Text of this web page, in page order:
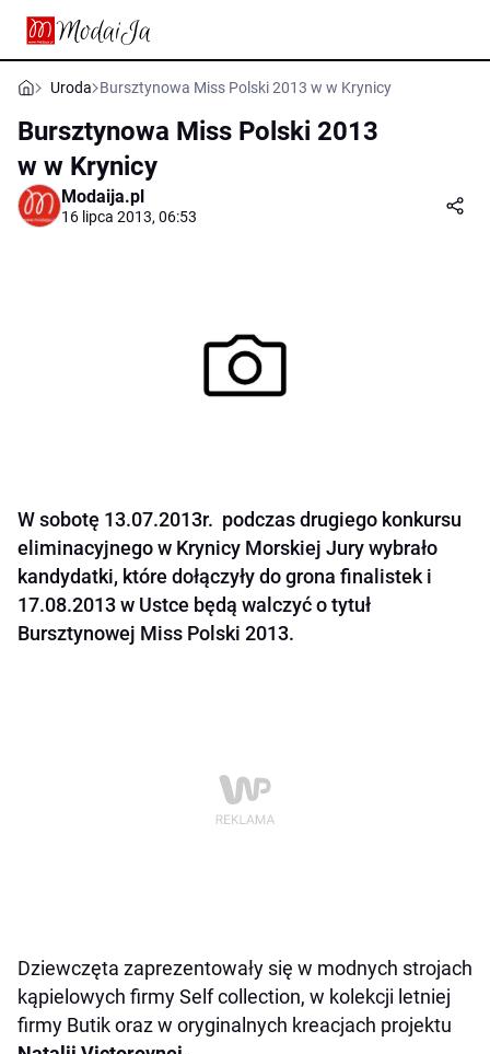
Uroda Bursztynowa Miss Polski 2013 w w Krynicy
Bursztynowa Miss Polski 2013
w w Krynicy
Modaija.pl
16 lipca 2013, 06:53
W sobotę 13.07.2013r. podczas drugiego konkursu
eliminacyjnego w Krynicy Morskiej Jury wybrało
kandydatki, które dołączyły do grona finalistek i
17.08.2013 w Ustce będą walczyć o tytuł
Bursztynowej Miss Polski 2013.
Dziewczęta zaprezentowały się w modnych strojach
kąpielowych firmy Self collection, w kolekcji letniej
firmy Butik oraz w oryginalnych kreacjach projektu